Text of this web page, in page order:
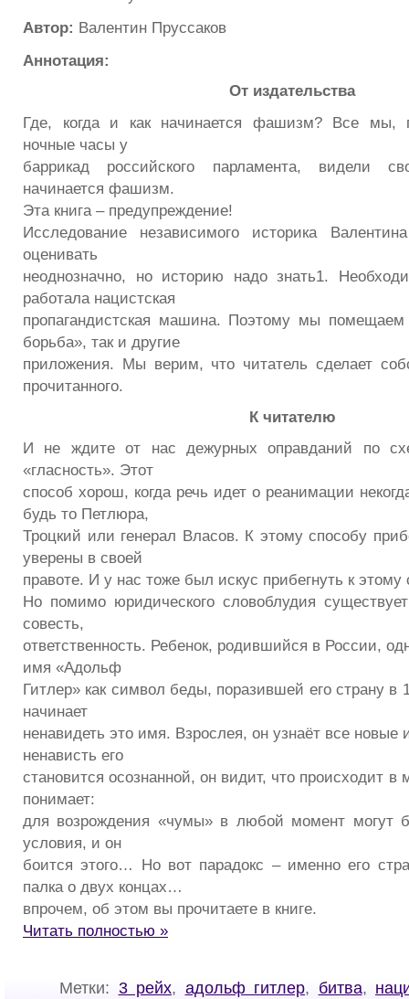
Автор: Валентин Пруссаков
Аннотация:
От издательства
Где, когда и как начинается фашизм? Все мы,
ночные часы у
баррикад российского парламента, видели
начинается фашизм.
Эта книга – предупреждение!
Исследование независимого историка
оценивать
неоднозначно, но историю надо знать1.
работала нацистская
пропагандистская машина. Поэтому мы
борьба», так и другие
приложения. Мы верим, что читатель сделает
прочитанного.
К читателю
И не ждите от нас дежурных оправданий по
«гласность». Этот
способ хорош, когда речь идет о реанимации
будь то Петлюра,
Троцкий или генерал Власов. К этому способу
уверены в своей
правоте. И у нас тоже был искус прибегнуть к этому
Но помимо юридического словоблудия
совесть,
ответственность. Ребенок, родившийся в России,
имя «Адольф
Гитлер» как символ беды, поразившей его страну в
начинает
ненавидеть это имя. Взрослея, он узнаёт все новые
ненависть его
становится осознанной, он видит, что происходит в
понимает:
для возрождения «чумы» в любой момент могут
условия, и он
боится этого… Но вот парадокс – именно его
палка о двух концах…
впрочем, об этом вы прочитаете в книге.
Читать полностью »
Метки: 3 рейх, адольф гитлер, битва,